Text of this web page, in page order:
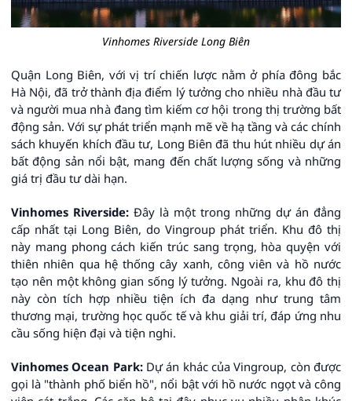
Vinhomes Riverside Long Biên
Quận Long Biên, với vị trí chiến lược nằm ở phía đông bắc
Hà Nội, đã trở thành địa điểm lý tưởng cho nhiều nhà đầu tư
và người mua nhà đang tìm kiếm cơ hội trong thị trường bất
động sản. Với sự phát triển mạnh mẽ về hạ tầng và các chính
sách khuyến khích đầu tư, Long Biên đã thu hút nhiều dự án
bất động sản nổi bật, mang đến chất lượng sống và những
giá trị đầu tư dài hạn.
Vinhomes Riverside: Đây là một trong những dự án đẳng
cấp nhất tại Long Biên, do Vingroup phát triển. Khu đô thị
này mang phong cách kiến trúc sang trọng, hòa quyện với
thiên nhiên qua hệ thống cây xanh, công viên và hồ nước
tạo nên một không gian sống lý tưởng. Ngoài ra, khu đô thị
này còn tích hợp nhiều tiện ích đa dạng như trung tâm
thương mại, trường học quốc tế và khu giải trí, đáp ứng nhu
cầu sống hiện đại và tiện nghi.
Vinhomes Ocean Park:Dự án khác của Vingroup, còn được
gọi là "thành phố biển hồ", nổi bật với hồ nước ngọt và công